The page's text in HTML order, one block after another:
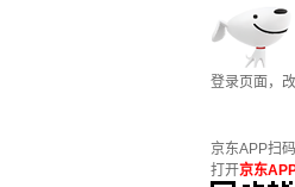
登录页面，
京东APP扫
打开京东